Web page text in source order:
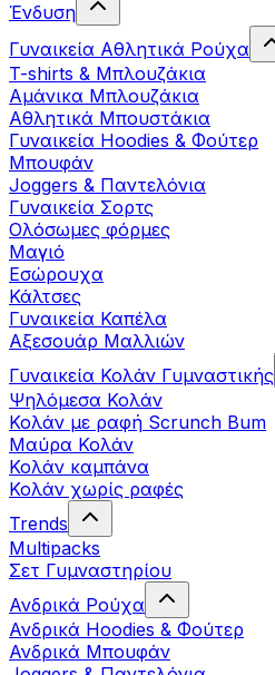
Ένδυση
Γυναικεία Αθλητικά Ρούχα
T-shirts & Μπλουζάκια
Αμάνικα Μπλουζάκια
Aθλητικά Μπουστάκια
Γυναικεία Hoodies & Φούτερ
Μπουφάν
Joggers & Παντελόνια
Γυναικεία Σορτς
Ολόσωμες φόρμες
Μαγιό
Εσώρουχα
Κάλτσες
Γυναικεία Καπέλα
Αξεσουάρ Μαλλιών
Γυναικεία Κολάν Γυμναστικής
Ψηλόμεσα Κολάν
Κολάν με ραφή Scrunch Bum
Μαύρα Κολάν
Κολάν καμπάνα
Κολάν χωρίς ραφές
Trends
Multipacks
Σετ Γυμναστηρίου
Ανδρικά Ρούχα
Ανδρικά Hoodies & Φούτερ
Ανδρικά Μπουφάν